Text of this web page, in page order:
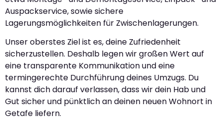
Auspackservice, sowie sichere
Lagerungsmöglichkeiten für Zwischenlagerungen.
Unser oberstes Ziel ist es, deine Zufriedenheit
sicherzustellen. Deshalb legen wir großen Wert auf
eine transparente Kommunikation und eine
termingerechte Durchführung deines Umzugs. Du
kannst dich darauf verlassen, dass wir dein Hab und
Gut sicher und pünktlich an deinen neuen Wohnort in
Getafe liefern.